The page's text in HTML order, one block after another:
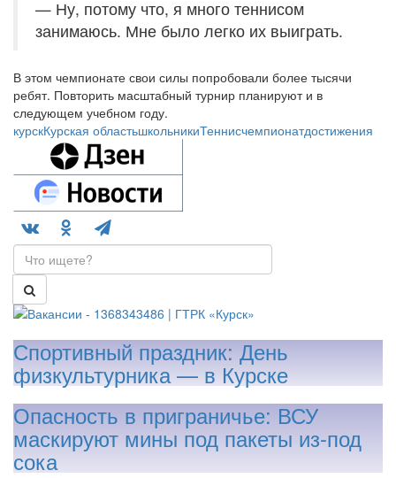
— Ну, потому что, я много теннисом
занимаюсь. Мне было легко их выиграть.
В этом чемпионате свои силы попробовали более тысячи
ребят. Повторить масштабный турнир планируют и в
следующем учебном году.
курскКурская областьшкольникиТеннисчемпионатдостижения
Спортивный праздник: День
физкультурника — в Курске
Опасность в приграничье: ВСУ
маскируют мины под пакеты из-под
сока